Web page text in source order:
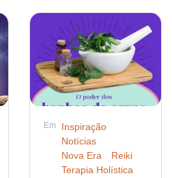
Em
Inspiração
Notícias
Nova Era
Reiki
Terapia Holística